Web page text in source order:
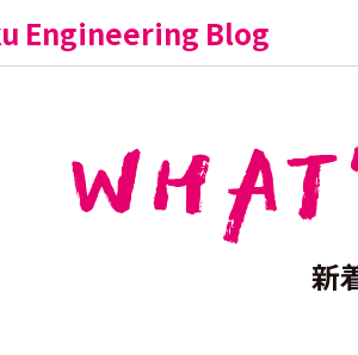
Engineering Blog
新